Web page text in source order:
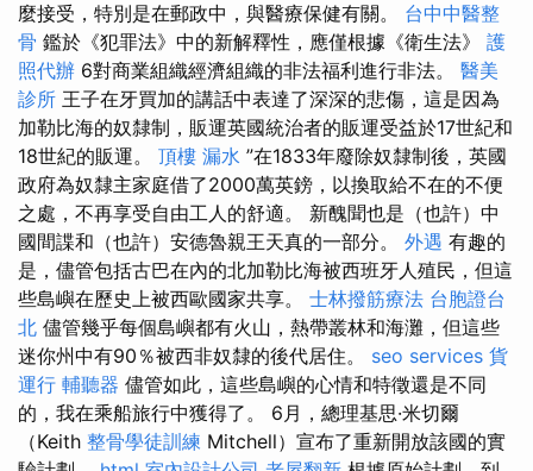
麼接受，特別是在郵政中，與醫療保健有關。 台中中醫整
骨 鑑於《犯罪法》中的新解釋性，應僅根據《衛生法》 護
照代辦 6對商業組織經濟組織的非法福利進行非法。 醫美
診所 王子在牙買加的講話中表達了深深的悲傷，這是因為
加勒比海的奴隸制，販運英國統治者的販運受益於17世紀和
18世紀的販運。 頂樓 漏水 ”在1833年廢除奴隸制後，英國
政府為奴隸主家庭借了2000萬英鎊，以換取給不在的不便
之處，不再享受自由工人的舒適。 新醜聞也是（也許）中
國間諜和（也許）安德魯親王天真的一部分。 外遇 有趣的
是，儘管包括古巴在內的北加勒比海被西班牙人殖民，但這
些島嶼在歷史上被西歐國家共享。 士林撥筋療法 台胞證台
北 儘管幾乎每個島嶼都有火山，熱帶叢林和海灘，但這些
迷你州中有90％被西非奴隸的後代居住。 seo services 貨
運行 輔聽器 儘管如此，這些島嶼的心情和特徵還是不同
的，我在乘船旅行中獲得了。 6月，總理基思·米切爾
（Keith 整骨學徒訓練 Mitchell）宣布了重新開放該國的實